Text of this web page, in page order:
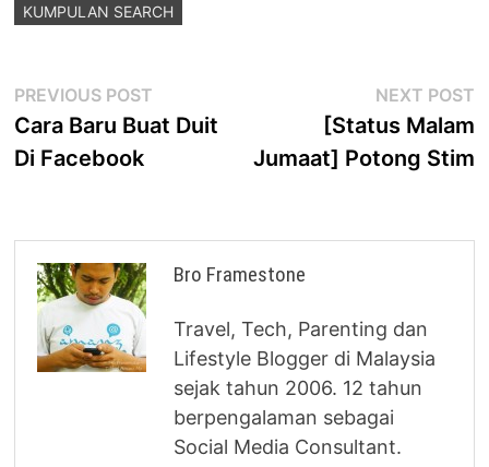
KUMPULAN SEARCH
Post
navigation
PREVIOUS POST
post:
Cara Baru Buat Duit
Di Facebook
NEXT POST
[Status Malam
Jumaat] Potong Stim
Bro Framestone
Travel, Tech, Parenting dan
Lifestyle Blogger di Malaysia
sejak tahun 2006. 12 tahun
berpengalaman sebagai
Social Media Consultant.